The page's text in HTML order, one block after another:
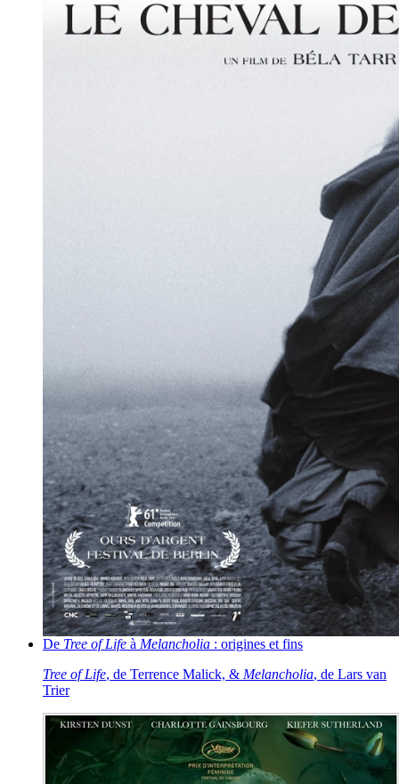
De Tree of Life à Melancholia : origines et fins
Tree of Life, de Terrence Malick, & Melancholia, de Lars van
Trier